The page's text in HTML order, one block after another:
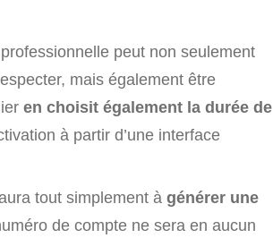
peut non seulement
mais également être
en choisit également la durée de
à partir d’une interface
tout simplement à générer une
de compte ne sera en aucun